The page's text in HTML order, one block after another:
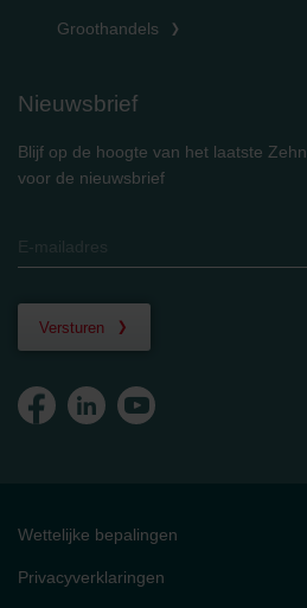
Groothandels
Nieuwsbrief
Blijf op de hoogte van het laatste
voor de nieuwsbrief
Versturen
Wettelijke bepalingen
Privacyverklaringen